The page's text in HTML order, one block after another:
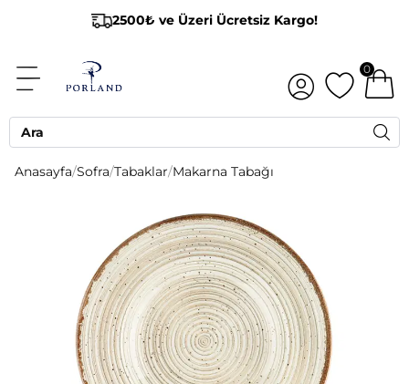
2500₺ ve Üzeri Ücretsiz Kargo!
0
Anasayfa/Sofra/Tabaklar/Makarna Tabağı